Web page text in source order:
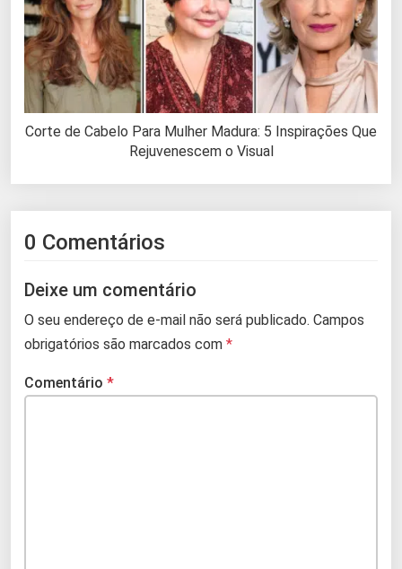
Corte de Cabelo Para Mulher Madura: 5 Inspirações Que
Rejuvenescem o Visual
0 Comentários
Deixe um comentário
O seu endereço de e-mail não será publicado. Campos
obrigatórios são marcados com *
Comentário *